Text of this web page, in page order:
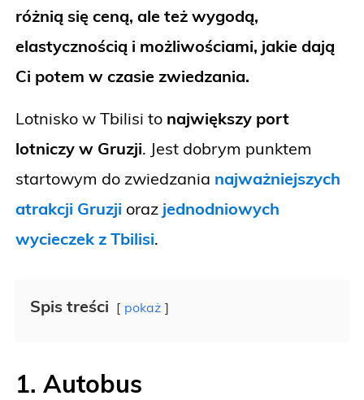
różnią się ceną, ale też wygodą,
elastycznością i możliwościami, jakie dają
Ci potem w czasie zwiedzania.
Lotnisko w Tbilisi to największy port
lotniczy w Gruzji. Jest dobrym punktem
startowym do zwiedzania najważniejszych
atrakcji Gruzji oraz jednodniowych
wycieczek z Tbilisi.
Spis treści pokaż
1. Autobus